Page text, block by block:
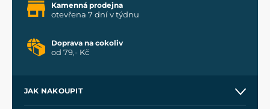
Kamenná prodejna
otevřena 7 dní v týdnu
Doprava na cokoliv
od 79,- Kč
JAK NAKOUPIT